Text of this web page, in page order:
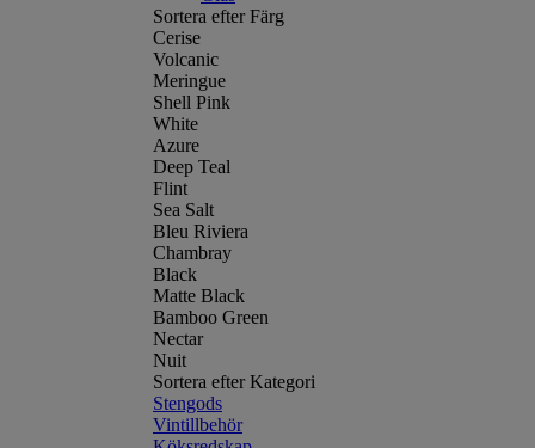
Sortera efter Färg
Cerise
Volcanic
Meringue
Shell Pink
White
Azure
Deep Teal
Flint
Sea Salt
Bleu Riviera
Chambray
Black
Matte Black
Bamboo Green
Nectar
Nuit
Sortera efter Kategori
Stengods
Vintillbehör